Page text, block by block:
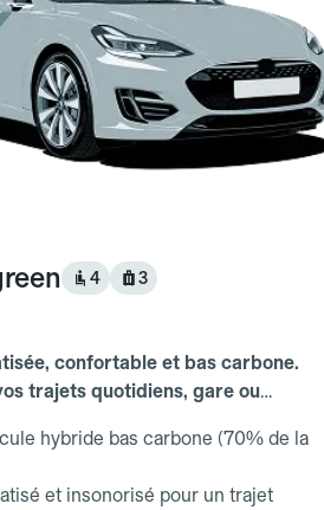
4 3
confortable et bas carbone.
trajets quotidiens, gare ou
hybride bas carbone (70% de la
et insonorisé pour un trajet